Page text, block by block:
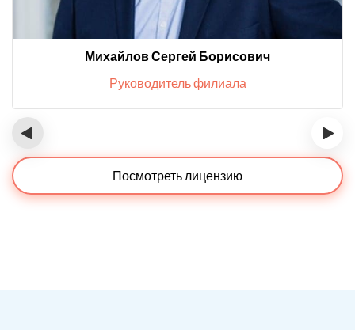
Михайлов Сергей Борисович
Руководитель филиала
‹ ›
Посмотреть лицензию